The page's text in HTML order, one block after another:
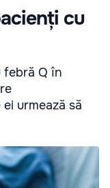
cu
Q în
urmează să